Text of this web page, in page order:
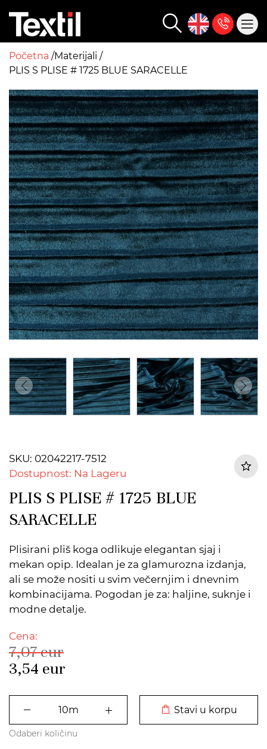
Početna Materijali
PLIS S PLISE # 1725 BLUE SARACELLE
SKU: 02042217-7512
Dostupnost: Na Lageru
PLIS S PLISE # 1725 BLUE
SARACELLE
Plisirani pliš koga odlikuje elegantan sjaj i
mekan opip. Idealan je za glamurozna izdanja,
ali se može nositi u svim večernjim i dnevnim
kombinacijama. Pogodan je za: haljine, suknje i
modne detalje.
Cena:
7,07eur
3,54 eur
Stavi u korpu
Odaberi količinu